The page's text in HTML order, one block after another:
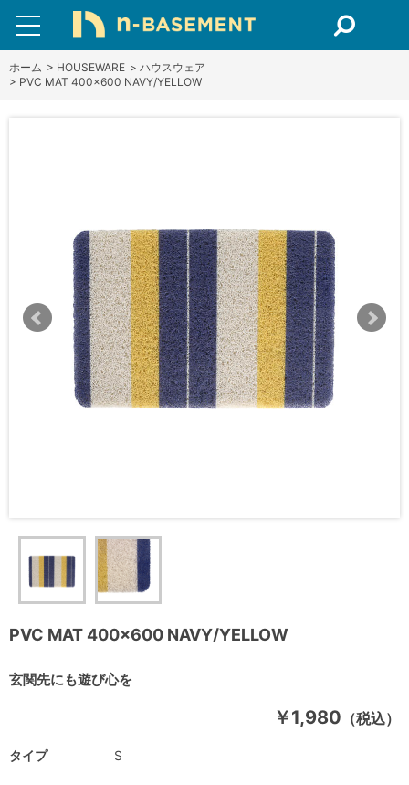
ホーム > HOUSEWARE > ハウスウェア
> PVC MAT 400×600 NAVY/YELLOW
PVC MAT 400×600 NAVY/YELLOW
玄関先にも遊び心を
￥1,980 （税込）
タイプ S